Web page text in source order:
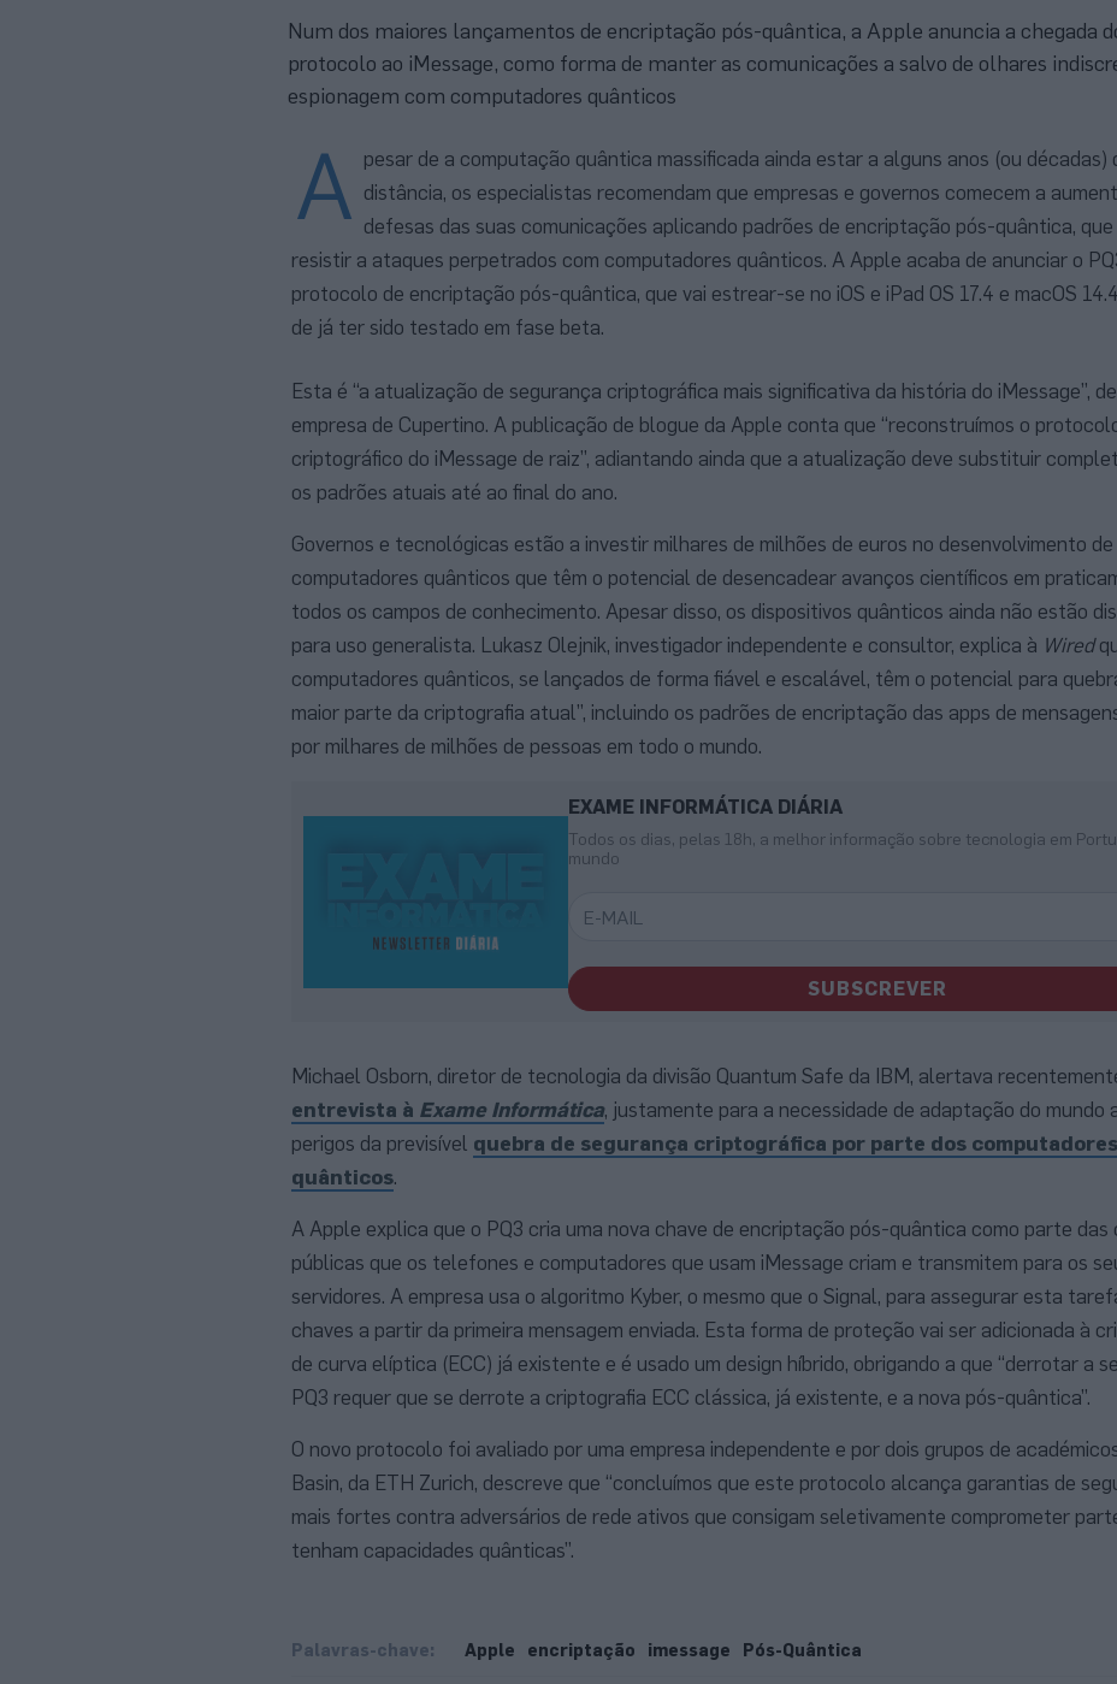
Num dos maiores lançamentos de encriptação pós-quântica, a Apple anuncia a chegada
protocolo ao iMessage, como forma de manter as comunicações a salvo de olhares
espionagem com computadores quânticos
A pesar de a computação quântica massificada ainda estar a alguns anos (ou décadas)
distância, os especialistas recomendam que empresas e governos comecem a
defesas das suas comunicações aplicando padrões de encriptação pós-quântica, que
resistir a ataques perpetrados com computadores quânticos. A Apple acaba de anunciar o
protocolo de encriptação pós-quântica, que vai estrear-se no iOS e iPad OS 17.4 e macOS
de já ter sido testado em fase beta.
Esta é “a atualização de segurança criptográfica mais significativa da história do iMessage”,
empresa de Cupertino. A publicação de blogue da Apple conta que “reconstruímos o
criptográfico do iMessage de raiz”, adiantando ainda que a atualização deve substituir
os padrões atuais até ao final do ano.
Governos e tecnológicas estão a investir milhares de milhões de euros no desenvolvimento de
computadores quânticos que têm o potencial de desencadear avanços científicos em
todos os campos de conhecimento. Apesar disso, os dispositivos quânticos ainda não estão
para uso generalista. Lukasz Olejnik, investigador independente e consultor, explica à Wired
computadores quânticos, se lançados de forma fiável e escalável, têm o potencial para
maior parte da criptografia atual”, incluindo os padrões de encriptação das apps de
por milhares de milhões de pessoas em todo o mundo.
EXAME INFORMÁTICA DIÁRIA
Todos os dias, pelas 18h, a melhor informação sobre tecnologia em
mundo
SUBSCREVER
Michael Osborn, diretor de tecnologia da divisão Quantum Safe da IBM, alertava
entrevista à Exame Informática, justamente para a necessidade de adaptação do mundo
perigos da previsível quebra de segurança criptográfica por parte dos computadores
quânticos.
A Apple explica que o PQ3 cria uma nova chave de encriptação pós-quântica como parte das
públicas que os telefones e computadores que usam iMessage criam e transmitem para os
servidores. A empresa usa o algoritmo Kyber, o mesmo que o Signal, para assegurar esta
chaves a partir da primeira mensagem enviada. Esta forma de proteção vai ser adicionada à
de curva elíptica (ECC) já existente e é usado um design híbrido, obrigando a que “derrotar a
PQ3 requer que se derrote a criptografia ECC clássica, já existente, e a nova pós-quântica”.
O novo protocolo foi avaliado por uma empresa independente e por dois grupos de
Basin, da ETH Zurich, descreve que “concluímos que este protocolo alcança garantias de
mais fortes contra adversários de rede ativos que consigam seletivamente comprometer
tenham capacidades quânticas”.
Palavras-chave: Apple encriptação imessage Pós-Quântica